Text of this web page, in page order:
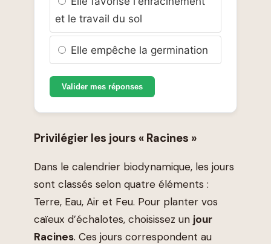
et le travail du sol
Elle empêche la germination
Valider mes réponses
Privilégier les jours « Racines »
Dans le calendrier biodynamique, les jours
sont classés selon quatre éléments :
Terre, Eau, Air et Feu. Pour planter vos
caïeux d’échalotes, choisissez un jour
Racines. Ces jours correspondent au